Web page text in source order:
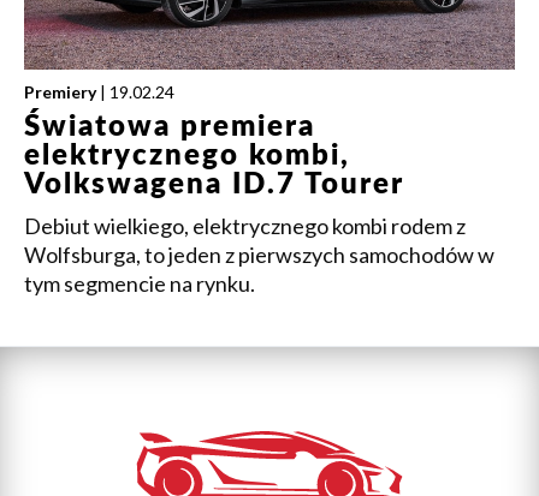
Premiery | 19.02.24
Światowa premiera
elektrycznego kombi,
Volkswagena ID.7 Tourer
Debiut wielkiego, elektrycznego kombi rodem z
Wolfsburga, to jeden z pierwszych samochodów w
tym segmencie na rynku.